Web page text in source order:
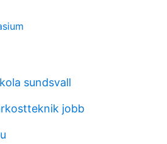
sundsvall
jobb